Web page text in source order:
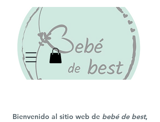
Bienvenido al sitio web de bebé de best,